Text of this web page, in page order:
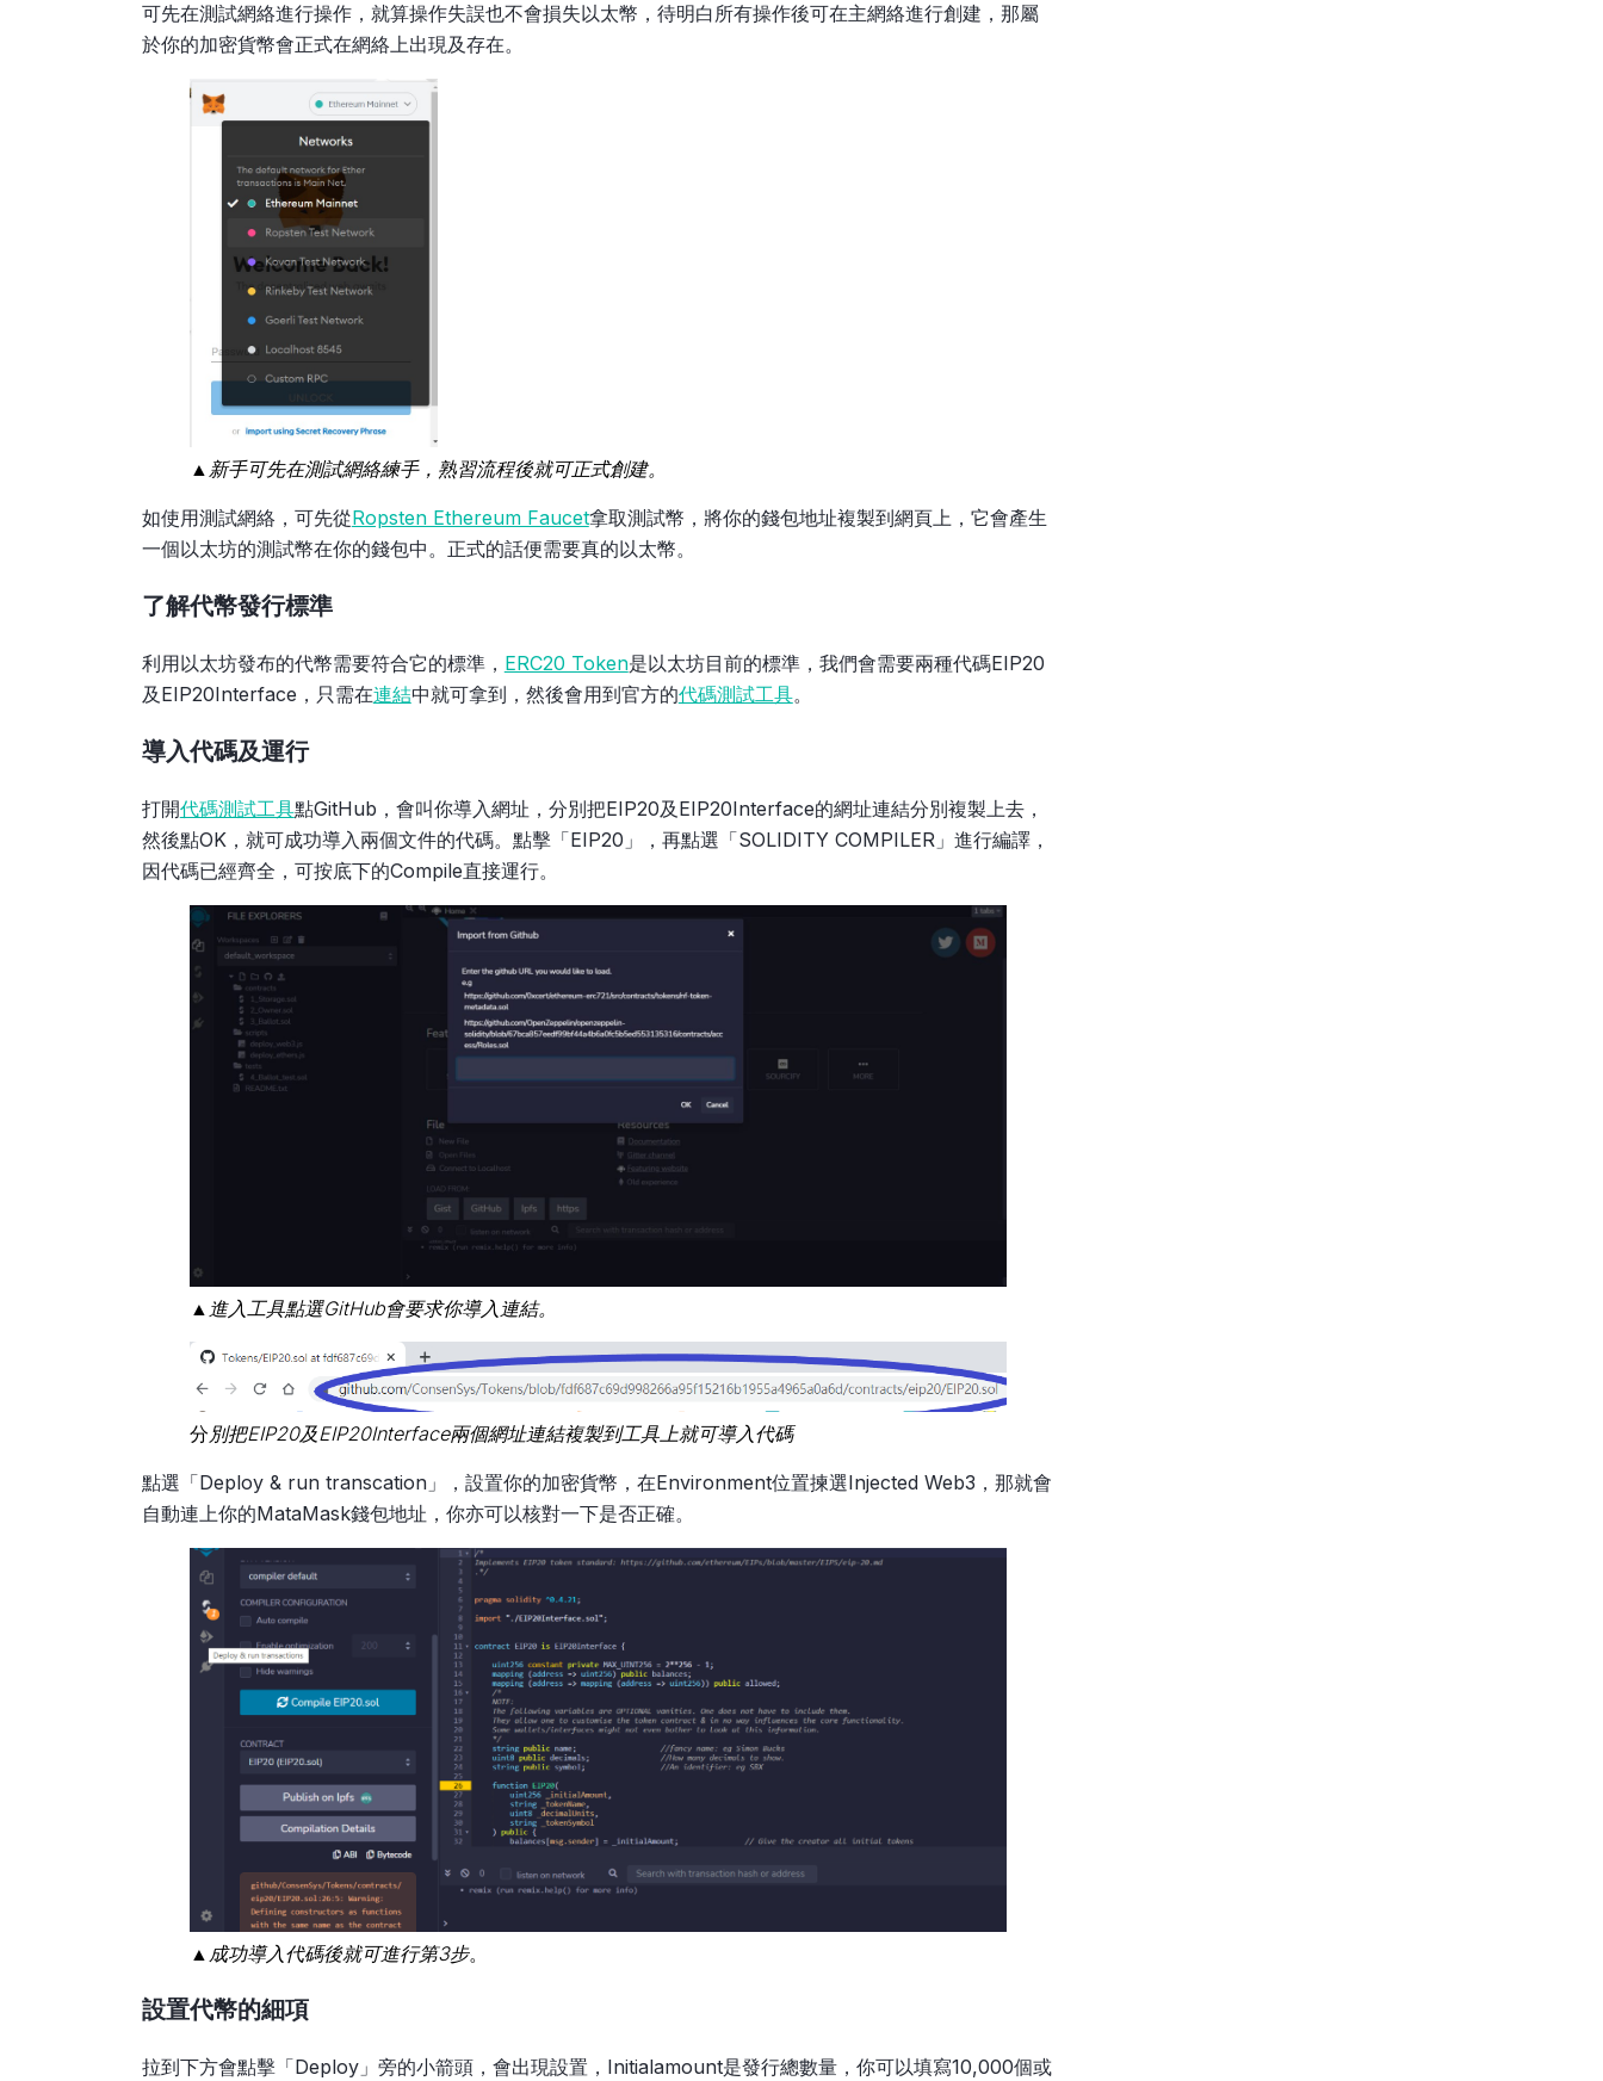
可先在測試網絡進行操作，就算操作失誤也不會損失以太幣，待明白所有操作後可在主網絡進行創建，那屬
於你的加密貨幣會正式在網絡上出現及存在。
▲新手可先在測試網絡練手，熟習流程後就可正式創建。
如使用測試網絡，可先從Ropsten Ethereum Faucet拿取測試幣，將你的錢包地址複製到網頁上，它會產生
一個以太坊的測試幣在你的錢包中。正式的話便需要真的以太幣。
了解代幣發行標準
利用以太坊發布的代幣需要符合它的標準， ERC20 Token是以太坊目前的標準，我們會需要兩種代碼EIP20
及EIP20Interface，只需在連結中就可拿到，然後會用到官方的代碼測試工具。
導入代碼及運行
打開代碼測試工具點GitHub，會叫你導入網址，分別把EIP20及EIP20Interface的網址連結分別複製上去，
然後點OK，就可成功導入兩個文件的代碼。點擊「EIP20」，再點選「SOLIDITY COMPILER」進行編譯，
因代碼已經齊全，可按底下的Compile直接運行。
▲進入工具點選GitHub會要求你導入連結。
分 別把EIP20及EIP20Interface兩個網址連結複製到工具上就可導入代碼
點選「Deploy & run transcation」，設置你的加密貨幣，在Environment位置揀選Injected Web3，那就會
自動連上你的MataMask錢包地址，你亦可以核對一下是否正確。
▲成功導入代碼後就可進行第3步。
設置代幣的細項
拉到下方會點擊「Deploy」旁的小箭頭，會出現設置，Initialamount是發行總數量，你可以填寫10,000個或